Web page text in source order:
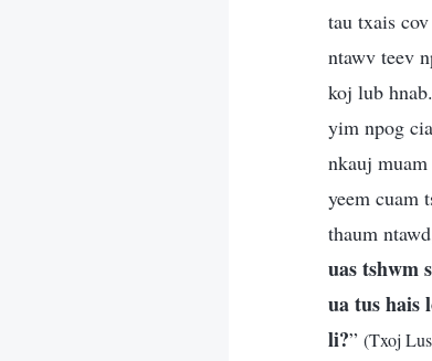
tau txais
ntawv teev
koj lub
yim npog
nkauj
yeem cuam
thaum
uas tshwm
ua tus hais
li?” (Txoj